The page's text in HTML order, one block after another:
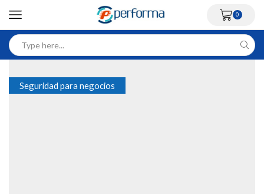
0
Seguridad para negocios